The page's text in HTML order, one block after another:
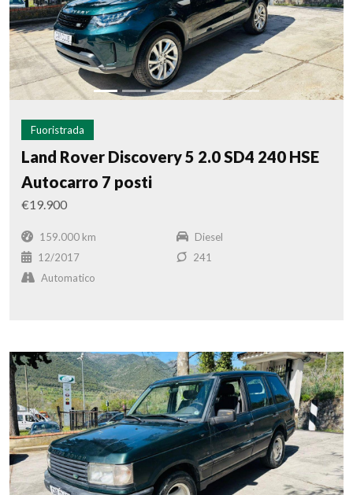
Fuoristrada
Land Rover Discovery 5 2.0 SD4 240 HSE
Autocarro 7 posti
€19.900
159.000 km
Diesel
12/2017
241
Automatico